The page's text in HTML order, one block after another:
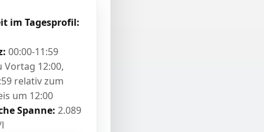
im Tagesprofil:
00:00-11:59
Vortag 12:00,
relativ zum
um 12:00
Spanne: 2.089